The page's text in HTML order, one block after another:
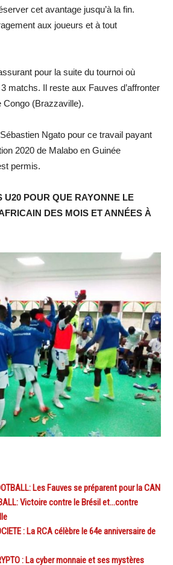
cet avantage jusqu’à la fin.
aux joueurs et à tout
pour la suite du tournoi où
matchs. Il reste aux Fauves d’affronter
Congo (Brazzaville).
Ngato pour ce travail payant
2020 de Malabo en Guinée
permis.
U20 POUR QUE RAYONNE LE
DES MOIS ET ANNÉES À
Les Fauves se préparent pour la CAN
Victoire contre le Brésil et…contre
: La RCA célèbre le 64e anniversaire de
: La cyber monnaie et ses mystères